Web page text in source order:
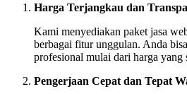
Harga Terjangkau dan
Kami menyediakan paket jasa
berbagai fitur unggulan. Anda
profesional mulai dari harga yang
Pengerjaan Cepat dan Tepat